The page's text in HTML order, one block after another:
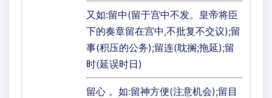
又如:留中(留于宫中不发。皇帝将臣
下的奏章留在宫中,不批复不交议);留
事(积压的公务);留连(耽搁;拖延);留
时(延误时日)
留心 。如:留神方便(注意机会);留目